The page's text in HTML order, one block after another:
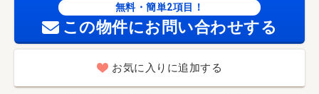
無料・簡単2項目！
この物件にお問い合わせする
お気に入りに追加する